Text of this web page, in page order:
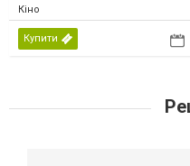
Кіно
Купити